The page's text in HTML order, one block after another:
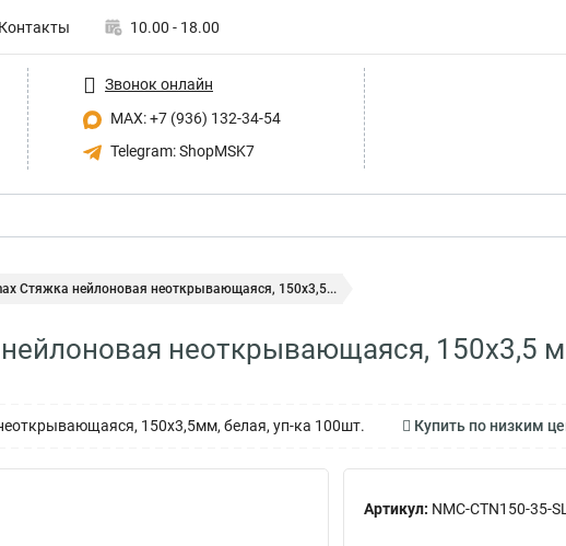
Контакты 10.00 - 18.00
Звонок онлайн
MAX: +7 (936) 132-34-54
Telegram: ShopMSK7
Стяжка нейлоновая неоткрывающаяся, 150х3,5...
неоткрывающаяся, 150х3,5
150х3,5мм, белая, уп-ка 100шт. Купить по низким
Артикул: NMC-CTN150-35-